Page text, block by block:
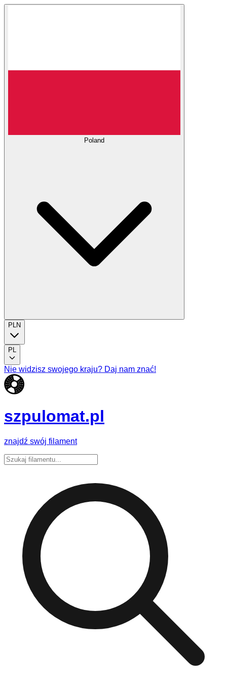
Poland
PLN
PL
Nie widzisz swojego kraju? Daj nam znać!
szpulomat.pl
znajdź swój filament